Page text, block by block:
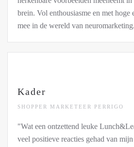
brein. Vol enthousiasme en met hoge
mee in de wereld van
Kader
SHOPPER MARKETEER PERRIGO
"Wat een ontzettend leuke
veel positieve reacties gehad van mijn